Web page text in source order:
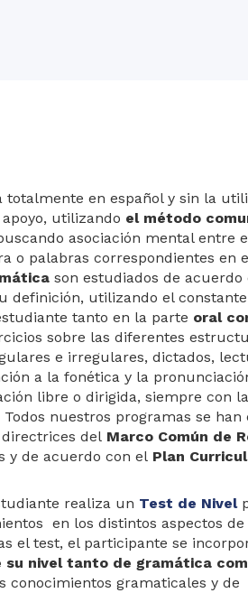
totalmente en español y sin la
utilizando el método
asociación mental entre
o palabras correspondientes en
son estudiados de acuerdo
definición, utilizando el
tanto en la parte oral
sobre las diferentes
e irregulares, dictados,
a la fonética y la
libre o dirigida, siempre con la
nuestros programas se han
del Marco Común de
y de acuerdo con el Plan
realiza un Test de Nivel
en los distintos aspectos
el test, el participante se
su nivel tanto de gramática
conocimientos gramaticales y de